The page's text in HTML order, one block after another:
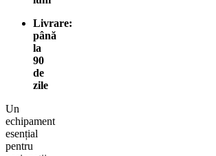
Livrare:
până
la
90
de
zile
Un
echipament
esențial
pentru